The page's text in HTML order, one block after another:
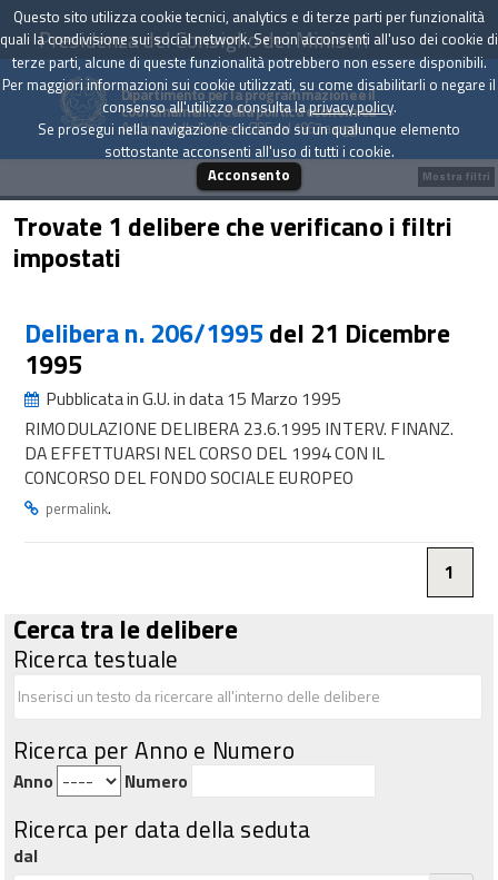
Presidenza del Consiglio dei Ministri
Dipartimento per la programmazione e il
coordinamento della politica economica
Archivio delle Delibere CIPE dal 1967 a oggi
Trovate 1 delibere che verificano i filtri
impostati
Delibera n. 206/1995 del 21 Dicembre
1995
Pubblicata in G.U. in data 15 Marzo 1995
RIMODULAZIONE DELIBERA 23.6.1995 INTERV. FINANZ.
DA EFFETTUARSI NEL CORSO DEL 1994 CON IL
CONCORSO DEL FONDO SOCIALE EUROPEO
permalink.
1
Cerca tra le delibere
Ricerca testuale
Ricerca per Anno e Numero
Anno Numero
Ricerca per data della seduta
dal
Mostra filtri
Questo sito utilizza cookie tecnici, analytics e di terze parti per funzionalità
quali la condivisione sui social network. Se non acconsenti all'uso dei cookie di
terze parti, alcune di queste funzionalità potrebbero non essere disponibili.
Per maggiori informazioni sui cookie utilizzati, su come disabilitarli o negare il
consenso all'utilizzo consulta laprivacy policy.
Se prosegui nella navigazione cliccando su un qualunque elemento
sottostante acconsenti all'uso di tutti i cookie.
Acconsento